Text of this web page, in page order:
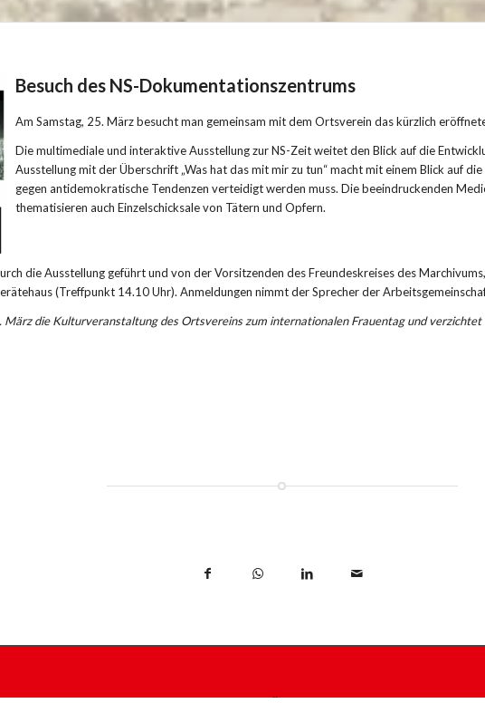
Besuch des NS-Dokumentationszentrums
Am Samstag, 25. März besucht man gemeinsam mit dem Ortsverein das kürzlich
Die multimediale und interaktive Ausstellung zur NS-Zeit weitet den Blick auf die
Ausstellung mit der Überschrift „Was hat das mit mir zu tun“ macht mit einem Blick auf
gegen antidemokratische Tendenzen verteidigt werden muss. Die beeindruckenden
thematisieren auch Einzelschicksale von Tätern und Opfern.
die Ausstellung geführt und von der Vorsitzenden des Freundeskreises des
(Treffpunkt 14.10 Uhr). Anmeldungen nimmt der Sprecher der
die Kulturveranstaltung des Ortsvereins zum internationalen Frauentag und